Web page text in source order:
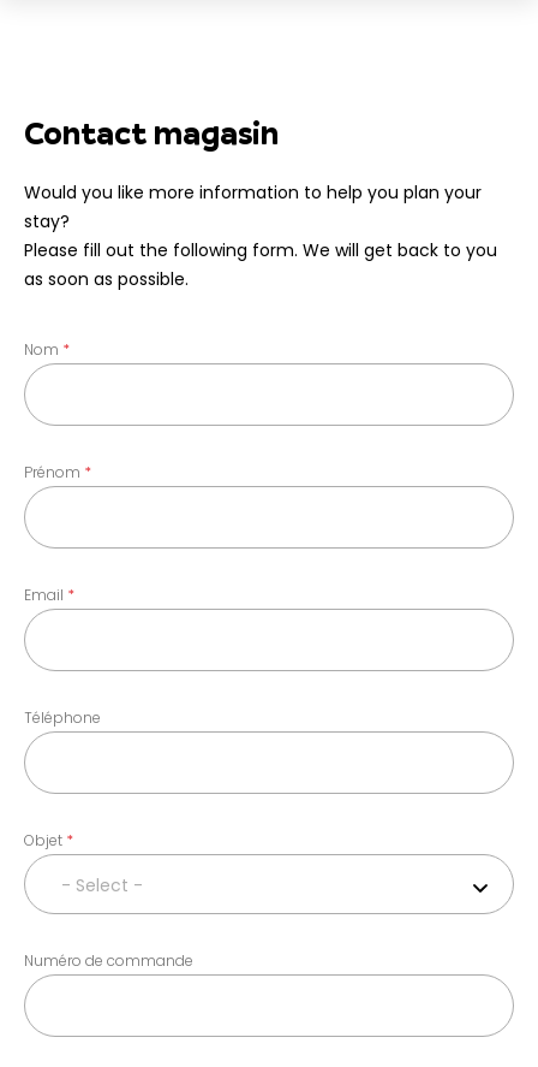
Contact magasin
Would you like more information to help you plan your
stay?
Please fill out the following form. We will get back to you
as soon as possible.
Nom
Prénom
Email
Téléphone
Objet
- Select -
Numéro de commande